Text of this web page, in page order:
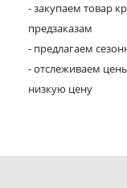
- закупаем товар
предзаказам
- предлагаем
- отслеживаем
низкую цену